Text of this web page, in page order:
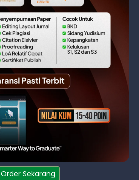
Order Sekarang